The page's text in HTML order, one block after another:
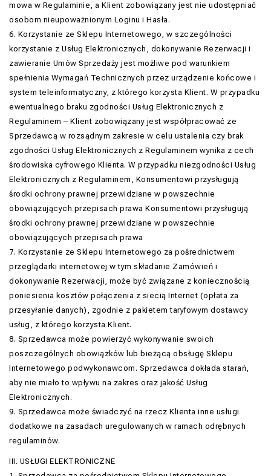
mowa w Regulaminie, a Klient zobowiązany jest nie udostępniać
osobom nieupoważnionym Loginu i Hasła.
6. Korzystanie ze Sklepu Internetowego, w szczególności
korzystanie z Usług Elektronicznych, dokonywanie Rezerwacji i
zawieranie Umów Sprzedaży jest możliwe pod warunkiem
spełnienia Wymagań Technicznych przez urządzenie końcowe i
system teleinformatyczny, z którego korzysta Klient. W przypadku
ewentualnego braku zgodności Usług Elektronicznych z
Regulaminem – Klient zobowiązany jest współpracować ze
Sprzedawcą w rozsądnym zakresie w celu ustalenia czy brak
zgodności Usług Elektronicznych z Regulaminem wynika z cech
środowiska cyfrowego Klienta. W przypadku niezgodności Usług
Elektronicznych z Regulaminem, Konsumentowi przysługują
środki ochrony prawnej przewidziane w powszechnie
obowiązujących przepisach prawa Konsumentowi przysługują
środki ochrony prawnej przewidziane w powszechnie
obowiązujących przepisach prawa
7. Korzystanie ze Sklepu Internetowego za pośrednictwem
przeglądarki internetowej w tym składanie Zamówień i
dokonywanie Rezerwacji, może być związane z koniecznością
poniesienia kosztów połączenia z siecią Internet (opłata za
przesyłanie danych), zgodnie z pakietem taryfowym dostawcy
usług, z którego korzysta Klient.
8. Sprzedawca może powierzyć wykonywanie swoich
poszczególnych obowiązków lub bieżącą obsługę Sklepu
Internetowego podwykonawcom. Sprzedawca dokłada starań,
aby nie miało to wpływu na zakres oraz jakość Usług
Elektronicznych.
9. Sprzedawca może świadczyć na rzecz Klienta inne usługi
dodatkowe na zasadach uregulowanych w ramach odrębnych
regulaminów.
III. USŁUGI ELEKTRONICZNE